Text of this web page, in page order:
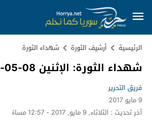
الرئيسية أرشيف الثورة شهداء الثورة
شهداء الثورة: الإثنين 08-05-2017
فريق التحرير
9 مايو 2017
آخر تحديث : الثلاثاء, 9 مايو, 2017 - 12:57 مساءً